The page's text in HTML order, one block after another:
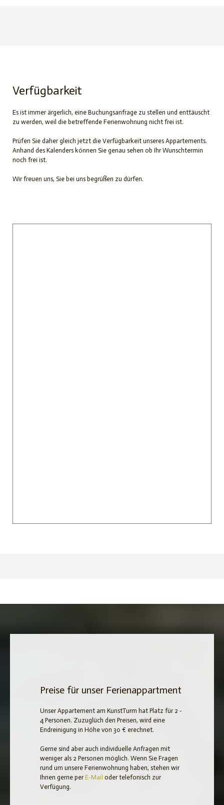
Verfügbarkeit
Es ist immer ärgerlich, eine Buchungsanfrage zu stellen und enttäuscht
zu werden, weil die betreffende Ferienwohnung nicht frei ist.
Prüfen Sie daher gleich jetzt die Verfügbarkeit unseres Appartements.
Anhand des Kalenders können Sie genau sehen ob Ihr Wunschtermin
noch frei ist.
Wir freuen uns, Sie bei uns begrüßen zu dürfen.
Preise für unser Ferienappartment
Unser Appartement am KunstTurm hat Platz für 2 -
4 Personen. Zuzuglüch den Preisen, wird eine
Endreinigung in Höhe von 30 € erechnet.
Gerne sind aber auch individuelle Anfragen mit
weniger als 2 Personen möglich. Wenn Sie Fragen
rund um unsere Ferienwohnung haben, stehen wir
Ihnen gerne per E-Mail oder telefonisch zur
Verfügung.